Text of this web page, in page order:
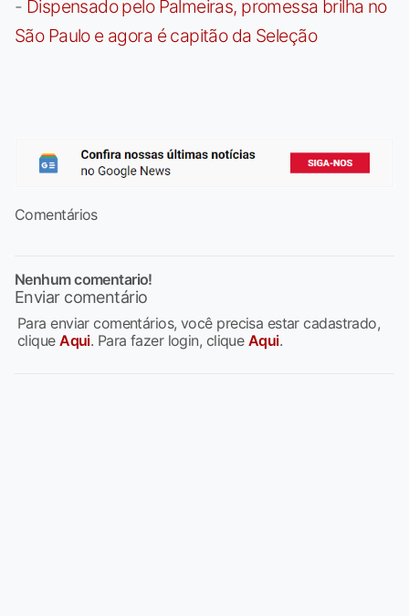
- Dispensado pelo Palmeiras, promessa brilha no
São Paulo e agora é capitão da Seleção
Comentários
Nenhum comentario!
Enviar comentário
Para enviar comentários, você precisa estar cadastrado,
cliqueAqui. Para fazer login, clique Aqui.